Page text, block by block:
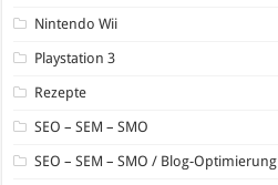
Nintendo Wii
Playstation 3
Rezepte
SEO – SEM – SMO
SEO – SEM – SMO / Blog-Optimierung